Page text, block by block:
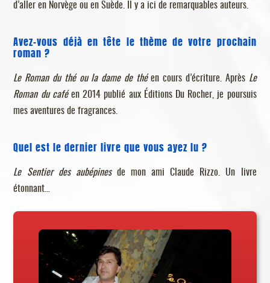
d’aller en Norvège ou en Suède. Il y a ici de remarquables auteurs.
Avez-vous déjà en tête le thème de votre prochain
roman ?
Le Roman du thé ou la dame de théen cours d’écriture. Après Le
Roman du caféen 2014 publié aux Éditions Du Rocher, je poursuis
mes aventures de fragrances.
Quel est le dernier livre que vous ayez lu ?
Le Sentier des aubépinesde mon ami Claude Rizzo. Un livre
étonnant…